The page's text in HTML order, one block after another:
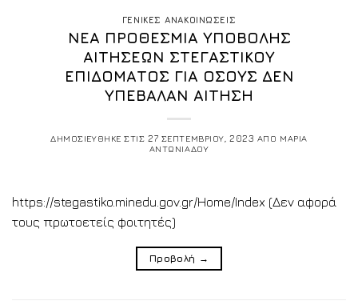
ΓΕΝΙΚΕΣ ΑΝΑΚΟΙΝΩΣΕΙΣ
ΝΕΑ ΠΡΟΘΕΣΜΙΑ ΥΠΟΒΟΛΗΣ
ΑΙΤΗΣΕΩΝ ΣΤΕΓΑΣΤΙΚΟΥ
ΕΠΙΔΟΜΑΤΟΣ ΓΙΑ ΟΣΟΥΣ ΔΕΝ
ΥΠΕΒΑΛΑΝ ΑΙΤΗΣΗ
ΔΗΜΟΣΙΕΥΘΗΚΕ ΣΤΙΣ27 ΣΕΠΤΕΜΒΡΙΟΥ, 2023 ΑΠΟ ΜΑΡΙΑ
ΑΝΤΩΝΙΑΔΟΥ
https://stegastiko.minedu.gov.gr/Home/Index (Δεν αφορά
τους πρωτοετείς φοιτητές)
Προβολή →